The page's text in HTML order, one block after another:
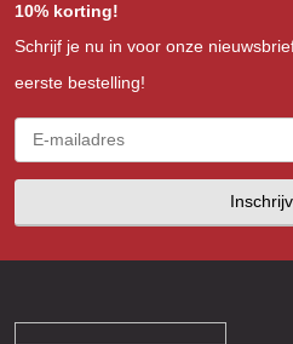
10% korting!
Schrijf je nu in voor onze
eerste bestelling!